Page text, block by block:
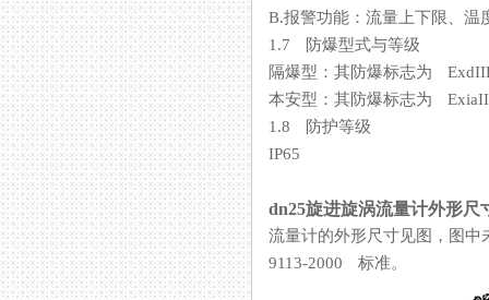
B.报警功能：流量上下限、温度
1.7 防爆型式与等级
隔爆型：其防爆标志为
本安型：其防爆标志为
1.8 防护等级
IP65
dn25旋进旋涡流量计外形尺
流量计的外形尺寸见图，图中
9113-2000 标准。